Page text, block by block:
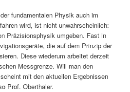
fundamentalen Physik auch im
wird, ist nicht unwahrscheinlich:
Präzisionsphysik umgeben. Fast in
die auf dem Prinzip der
Diese wiederum arbeitet derzeit
Messgrenze. Will man den
mit den aktuellen Ergebnissen
Prof. Oberthaler.